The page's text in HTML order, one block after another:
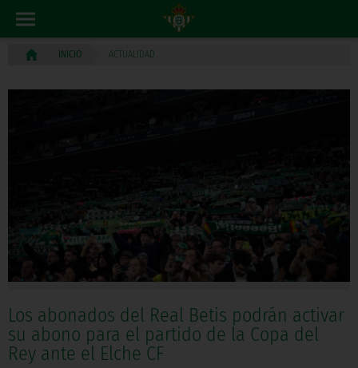
INICIO ACTUALIDAD
Los abonados del Real Betis podrán activar
su abono para el partido de la Copa del
Rey ante el Elche CF